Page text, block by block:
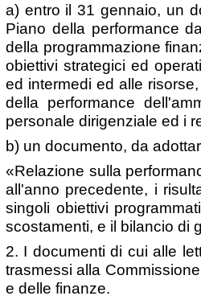
a) entro il 31 gennaio, un
Piano della performance
della programmazione
obiettivi strategici ed
ed intermedi ed alle
della performance
personale dirigenziale ed i
b) un documento, da
«Relazione sulla
all'anno precedente, i
singoli obiettivi
scostamenti, e il bilancio di
2. I documenti di cui alle
trasmessi alla
e delle finanze.